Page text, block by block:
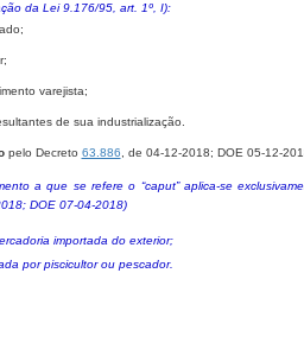
da Lei 9.176/95, art. 1º, I):
varejista;
de sua industrialização.
pelo Decreto 63.886 , de 04-12-2018; DOE 05-12-
a que se refere o “caput” aplica-se
DOE 07-04-2018)
importada do exterior;
por piscicultor ou pescador.